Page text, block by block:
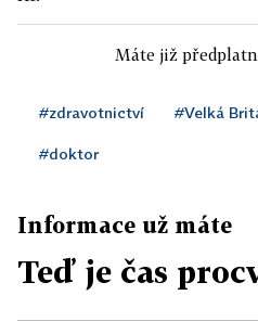
Máte již
#zdravotnictví #Velká
#doktor
Informace už máte
Teď je čas